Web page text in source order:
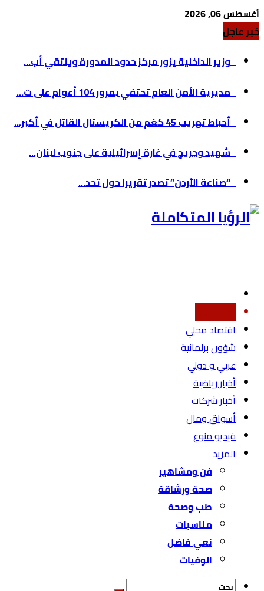
أغسطس 06, 2026
خبر عاجل
وزير الداخلية يزور مركز حدود المدورة ويلتقي أب...
مديرية الأمن العام تحتفي بمرور 104 أعوام على ت...
أحباط تهريب 45 كغم من الكريستال القاتل في أكبر...
شهيد وجريح في غارة إسرائيلية على جنوب لبنان...
“صناعة الأردن” تصدر تقريرا حول تحد...
اقتصاد محلي
شؤون برلمانية
عربي و دولي
أخبار رياضية
أخبار شركات
أسواق ومال
فيديو منوع
المزيد
فن ومشاهير
صحة ورشاقة
طب وصحة
مناسبات
نعي فاضل
الوفيات